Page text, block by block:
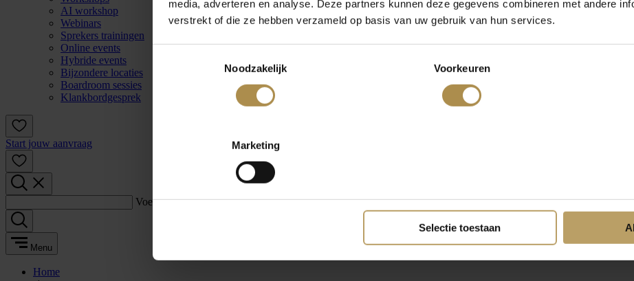
media, adverteren en analyse. Deze partners kunnen deze gegevens combineren met andere
verstrekt of die ze hebben verzameld op basis van uw gebruik van hun services.
Noodzakelijk
Voorkeuren
Marketing
Selectie toestaan
AI workshop
Webinars
Sprekers trainingen
Online events
Hybride events
Bijzondere locaties
Boardroom sessies
Klankbordgesprek
Start jouw aanvraag
Voer een zoekterm in:
Menu
Home